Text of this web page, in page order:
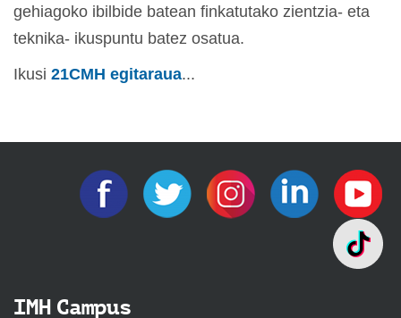
gehiagoko ibilbide batean finkatutako zientzia- eta
teknika- ikuspuntu batez osatua.
Ikusi 21CMH egitaraua...
IMH Campus